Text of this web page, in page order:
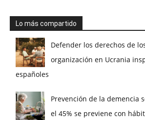
Lo más compartido
Defender los derechos de
organización en Ucrania
españoles
Prevención de la demencia
el 45% se previene con